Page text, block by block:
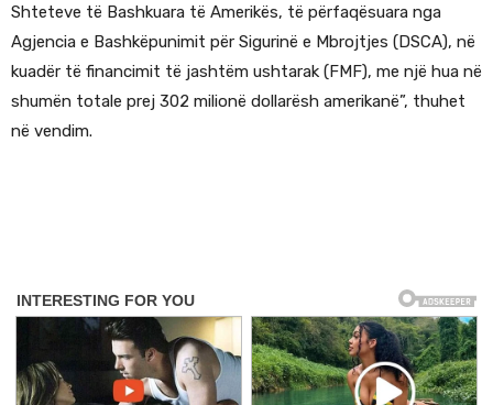
Shteteve të Bashkuara të Amerikës, të përfaqësuara nga
Agjencia e Bashkëpunimit për Sigurinë e Mbrojtjes (DSCA), në
kuadër të financimit të jashtëm ushtarak (FMF), me një hua në
shumën totale prej 302 milionë dollarësh amerikanë”, thuhet
në vendim.